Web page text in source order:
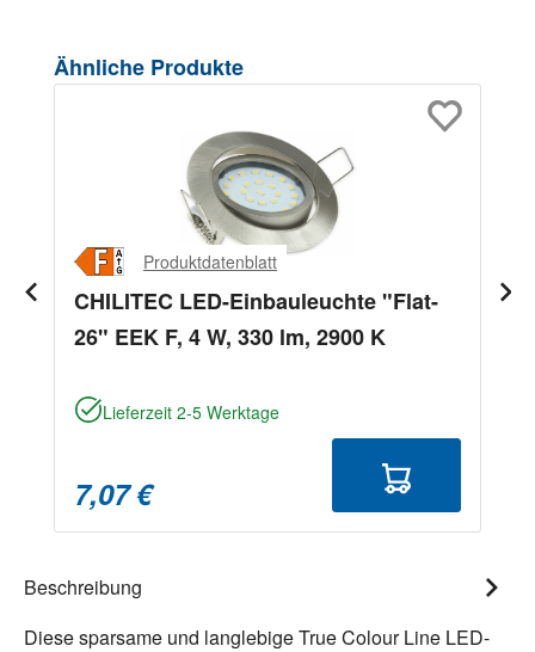
Produktgalerie überspringen
Ähnliche Produkte
Produktdatenblatt
CHILITEC LED-Einbauleuchte "Flat-
26" EEK F, 4 W, 330 lm, 2900 K
Lieferzeit 2-5 Werktage
7,07 €
Beschreibung
Diese sparsame und langlebige True Colour Line LED-